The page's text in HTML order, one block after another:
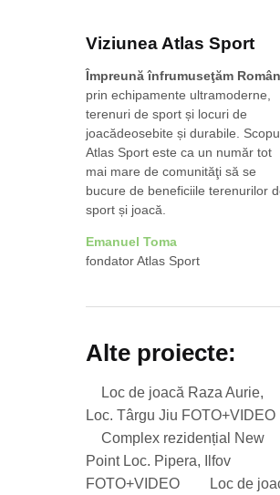
Viziunea Atlas Sport
Împreună înfrumuseţăm
prin echipamente ultramoderne,
terenuri de sport și locuri de
joacădeosebite și durabile.
Atlas Sport este ca un număr tot
mai mare de comunităţi să se
bucure de beneficiile terenurilor
sport și joacă.
Emanuel Toma
fondator Atlas Sport
Alte proiecte:
Loc de joacă Raza Aurie,
Loc. Târgu Jiu FOTO+VIDEO
Complex rezidențial New
Point Loc. Pipera, Ilfov
FOTO+VIDEO
Loc de